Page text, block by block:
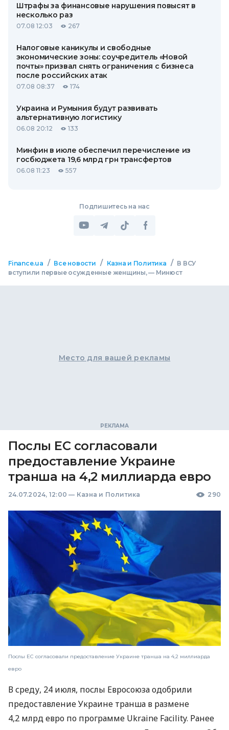
Штрафы за финансовые нарушения повысят в
несколько раз
07.08 12:03 267
Налоговые каникулы и свободные
экономические зоны: соучредитель «Новой
почты» призвал снять ограничения с бизнеса
после российских атак
07.08 08:37 174
Украина и Румыния будут развивать
альтернативную логистику
06.08 20:12 133
Минфин в июле обеспечил перечисление из
госбюджета 19,6 млрд грн трансфертов
06.08 11:23 557
Подпишитесь на нас
Finance.ua / Все новости / Казна и Политика / В ВСУ
вступили первые осужденные женщины, — Минюст
Место для вашей рекламы
Послы ЕС согласовали
предоставление Украине
транша на 4,2 миллиарда евро
24.07.2024, 12:00 — Казна и Политика 290
Послы ЕС согласовали предоставление Украине транша на 4,2 миллиарда
евро
В среду, 24 июля, послы Евросоюза одобрили
предоставление Украине транша в размене
4,2 млрд евро по программе Ukraine Facility. Ранее